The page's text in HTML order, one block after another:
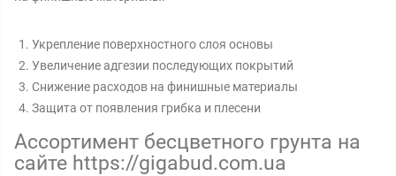
Укрепление поверхностного слоя основы
Увеличение адгезии последующих покрытий
Снижение расходов на финишные материалы
Защита от появления грибка и плесени
Ассортимент бесцветного грунта на
сайте https://gigabud.com.ua